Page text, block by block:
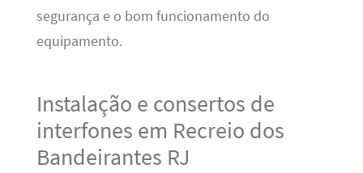
segurança e o bom funcionamento do
equipamento.
Instalação e consertos de
interfones em Recreio dos
Bandeirantes RJ